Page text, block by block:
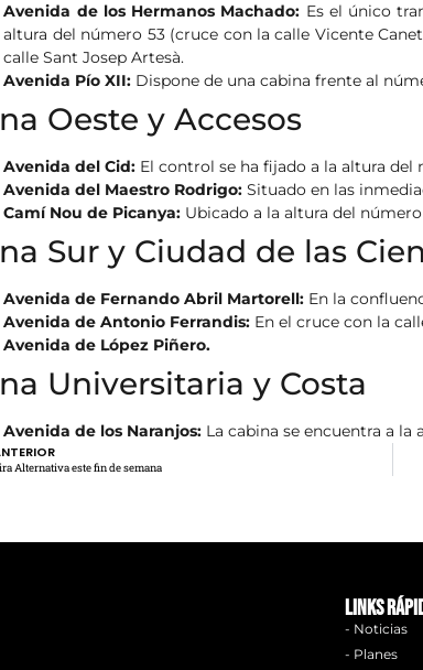
Avenida de los Hermanos Machado: Es el único
altura del número 53 (cruce con la calle Vicente
calle Sant Josep Artesà.
Avenida Pío XII: Dispone de una cabina frente al
Oeste y Accesos
Avenida del Cid: El control se ha fijado a la altura del
Avenida del Maestro Rodrigo: Situado en las
Camí Nou de Picanya: Ubicado a la altura del
Sur y Ciudad de las
Avenida de Fernando Abril Martorell: En la
Avenida de Antonio Ferrandis: En el cruce con la
Avenida de López Piñero.
Universitaria y Costa
Avenida de los Naranjos: La cabina se encuentra a la
Alternativa este fin de semana
links
- Noticias
- Planes